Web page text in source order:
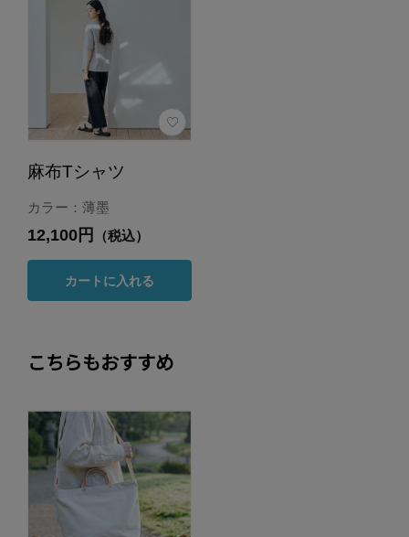
麻布Tシャツ
カラー：薄墨
12,100円 （税込）
カートに入れる
こちらもおすすめ